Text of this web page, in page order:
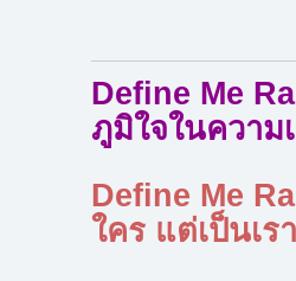
Define Me
ภูมิใจในความ
Define Me
ใคร แต่เป็นเ